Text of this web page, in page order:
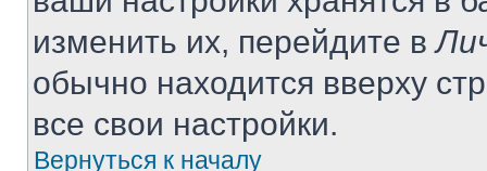
изменить их, перейдите в
обычно находится вверху
все свои настройки.
Вернуться к началу